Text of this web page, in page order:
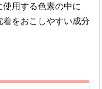
表示などを掲載し
ともあり、その性質
りますので
方はお手数ですが他
用する色素の中に
をおこしやすい成分